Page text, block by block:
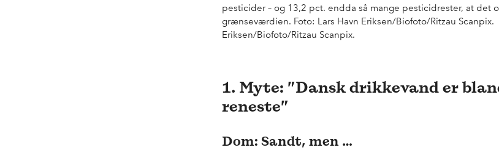
pesticider – og 13,2 pct. endda så mange pesticidrester, at det
grænseværdien. Foto: Lars Havn Eriksen/Biofoto/Ritzau Scanpix.
Eriksen/Biofoto/Ritzau Scanpix.
1. Myte: ”Dansk drikkevand er
reneste”
Dom: Sandt, men …